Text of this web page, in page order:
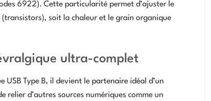
6922). Cette particularité permet d’ajuster le
soit la chaleur et le grain organique
ultra-complet
USB Type B, il devient le partenaire idéal d’un
relier d’autres sources numériques comme un